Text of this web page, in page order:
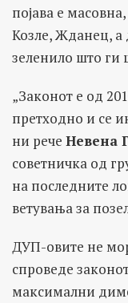
појава е
Козле, Жданец, а
зеленило што ги
„Законот е од
претходно и се
ни рече Невена
советничка од
на последните
ветувања за
ДУП-овите не
спроведе
максимални